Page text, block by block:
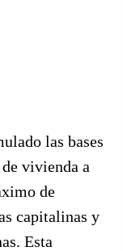
las bases
vivienda a
de
capitalinas y
Esta